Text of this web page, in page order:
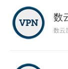
数
数云